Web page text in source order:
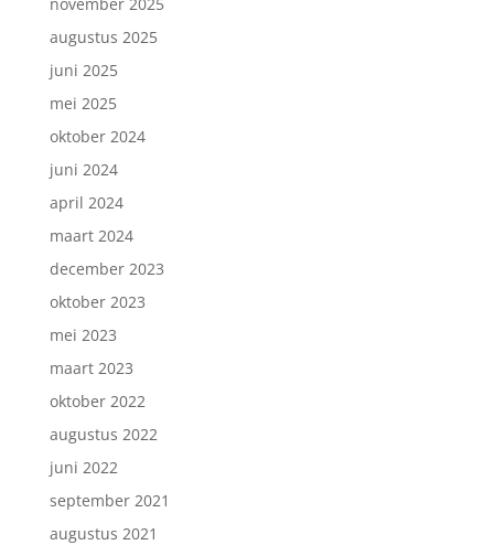
augustus 2025
juni 2025
mei 2025
oktober 2024
juni 2024
april 2024
maart 2024
december 2023
oktober 2023
mei 2023
maart 2023
oktober 2022
augustus 2022
juni 2022
september 2021
augustus 2021